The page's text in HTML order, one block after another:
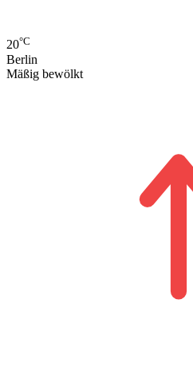
20°C
Berlin
Mäßig bewölkt